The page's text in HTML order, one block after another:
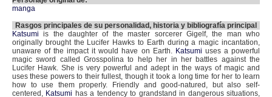
manga
Rasgos principales de su personalidad, historia y bibliografía principal
Katsumi is the daughter of the master sorcerer Gigelf, the man who
originally brought the Lucifer Hawks to Earth during a magic incantation,
unaware of the impact it would have on Earth. Katsumi uses a powerful
magic sword called Grosspolina to help her in her battles against the
Lucifer Hawk. She is very powerful and adept in the ways of magic and
uses these powers to their fullest, though it took a long time for her to learn
how to use them properly. Friendly and good-natured, but also self-
centered, Katsumi has a tendency to grandstand in dangerous situations,